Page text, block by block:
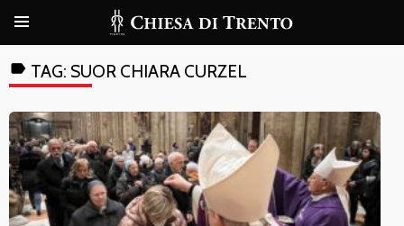
label TAG: SUOR CHIARA CURZEL